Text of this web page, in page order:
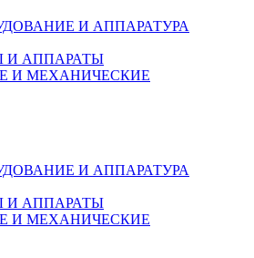
И АППАРАТУРА
И АППАРАТЫ
И МЕХАНИЧЕСКИЕ
И АППАРАТУРА
И АППАРАТЫ
И МЕХАНИЧЕСКИЕ